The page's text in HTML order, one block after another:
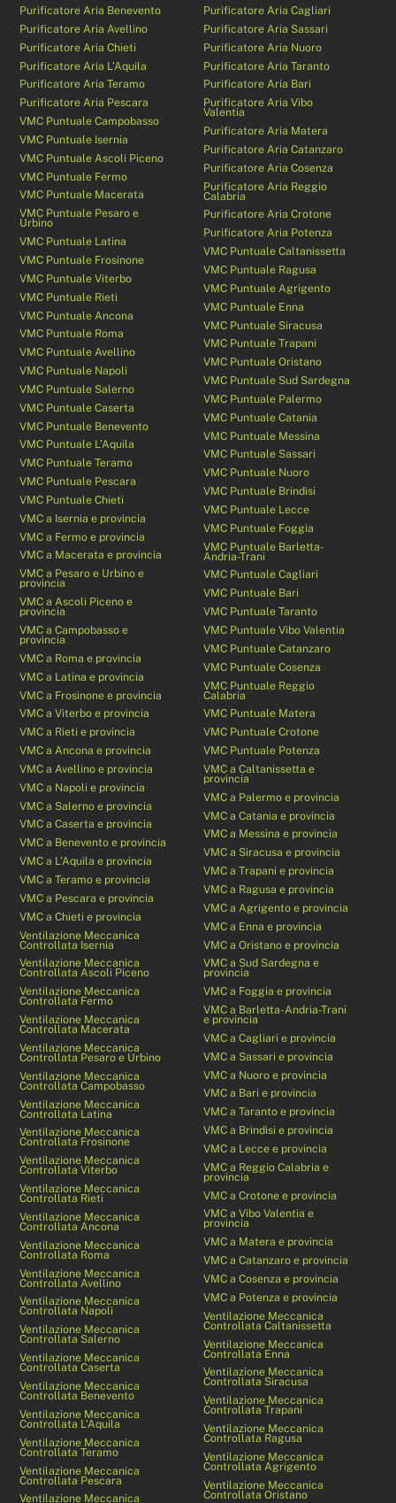
Purificatore Aria Benevento
Purificatore Aria Avellino
Purificatore Aria Chieti
Purificatore Aria L’Aquila
Purificatore Aria Teramo
Purificatore Aria Pescara
VMC Puntuale Campobasso
VMC Puntuale Isernia
VMC Puntuale Ascoli Piceno
VMC Puntuale Fermo
VMC Puntuale Macerata
VMC Puntuale Pesaro e
Urbino
VMC Puntuale Latina
VMC Puntuale Frosinone
VMC Puntuale Viterbo
VMC Puntuale Rieti
VMC Puntuale Ancona
VMC Puntuale Roma
VMC Puntuale Avellino
VMC Puntuale Napoli
VMC Puntuale Salerno
VMC Puntuale Caserta
VMC Puntuale Benevento
VMC Puntuale L’Aquila
VMC Puntuale Teramo
VMC Puntuale Pescara
VMC Puntuale Chieti
VMC a Isernia e provincia
VMC a Fermo e provincia
VMC a Macerata e provincia
VMC a Pesaro e Urbino e
provincia
VMC a Ascoli Piceno e
provincia
VMC a Campobasso e
provincia
VMC a Roma e provincia
VMC a Latina e provincia
VMC a Frosinone e provincia
VMC a Viterbo e provincia
VMC a Rieti e provincia
VMC a Ancona e provincia
VMC a Avellino e provincia
VMC a Napoli e provincia
VMC a Salerno e provincia
VMC a Caserta e provincia
VMC a Benevento e provincia
VMC a L’Aquila e provincia
VMC a Teramo e provincia
VMC a Pescara e provincia
VMC a Chieti e provincia
Ventilazione Meccanica
Controllata Isernia
Ventilazione Meccanica
Controllata Ascoli Piceno
Ventilazione Meccanica
Controllata Fermo
Ventilazione Meccanica
Controllata Macerata
Ventilazione Meccanica
Controllata Pesaro e Urbino
Ventilazione Meccanica
Controllata Campobasso
Ventilazione Meccanica
Controllata Latina
Ventilazione Meccanica
Controllata Frosinone
Ventilazione Meccanica
Controllata Viterbo
Ventilazione Meccanica
Controllata Rieti
Ventilazione Meccanica
Controllata Ancona
Ventilazione Meccanica
Controllata Roma
Ventilazione Meccanica
Controllata Avellino
Ventilazione Meccanica
Controllata Napoli
Ventilazione Meccanica
Controllata Salerno
Ventilazione Meccanica
Controllata Caserta
Ventilazione Meccanica
Controllata Benevento
Ventilazione Meccanica
Controllata L’Aquila
Ventilazione Meccanica
Controllata Teramo
Ventilazione Meccanica
Controllata Pescara
Ventilazione Meccanica
Purificatore Aria Cagliari
Purificatore Aria Sassari
Purificatore Aria Nuoro
Purificatore Aria Taranto
Purificatore Aria Bari
Purificatore Aria Vibo
Valentia
Purificatore Aria Matera
Purificatore Aria Catanzaro
Purificatore Aria Cosenza
Purificatore Aria Reggio
Calabria
Purificatore Aria Crotone
Purificatore Aria Potenza
VMC Puntuale Caltanissetta
VMC Puntuale Ragusa
VMC Puntuale Agrigento
VMC Puntuale Enna
VMC Puntuale Siracusa
VMC Puntuale Trapani
VMC Puntuale Oristano
VMC Puntuale Sud Sardegna
VMC Puntuale Palermo
VMC Puntuale Catania
VMC Puntuale Messina
VMC Puntuale Sassari
VMC Puntuale Nuoro
VMC Puntuale Brindisi
VMC Puntuale Lecce
VMC Puntuale Foggia
VMC Puntuale Barletta-
Andria-Trani
VMC Puntuale Cagliari
VMC Puntuale Bari
VMC Puntuale Taranto
VMC Puntuale Vibo Valentia
VMC Puntuale Catanzaro
VMC Puntuale Cosenza
VMC Puntuale Reggio
Calabria
VMC Puntuale Matera
VMC Puntuale Crotone
VMC Puntuale Potenza
VMC a Caltanissetta e
provincia
VMC a Palermo e provincia
VMC a Catania e provincia
VMC a Messina e provincia
VMC a Siracusa e provincia
VMC a Trapani e provincia
VMC a Ragusa e provincia
VMC a Agrigento e provincia
VMC a Enna e provincia
VMC a Oristano e provincia
VMC a Sud Sardegna e
provincia
VMC a Foggia e provincia
VMC a Barletta-Andria-Trani
e provincia
VMC a Cagliari e provincia
VMC a Sassari e provincia
VMC a Nuoro e provincia
VMC a Bari e provincia
VMC a Taranto e provincia
VMC a Brindisi e provincia
VMC a Lecce e provincia
VMC a Reggio Calabria e
provincia
VMC a Crotone e provincia
VMC a Vibo Valentia e
provincia
VMC a Matera e provincia
VMC a Catanzaro e provincia
VMC a Cosenza e provincia
VMC a Potenza e provincia
Ventilazione Meccanica
Controllata Caltanissetta
Ventilazione Meccanica
Controllata Enna
Ventilazione Meccanica
Controllata Siracusa
Ventilazione Meccanica
Controllata Trapani
Ventilazione Meccanica
Controllata Ragusa
Ventilazione Meccanica
Controllata Agrigento
Ventilazione Meccanica
Controllata Oristano